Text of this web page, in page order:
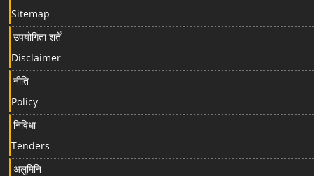
Sitemap
उपयोगिता शर्तें
Disclaimer
नीति
Policy
निविधा
Tenders
अलुमिनि